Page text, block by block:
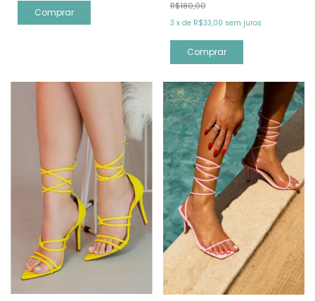
Comprar
R$180,00
3 x de R$33,00 sem juros
Comprar